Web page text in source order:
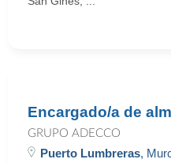
Encargado/a de
GRUPO ADECCO
Puerto Lumbreras,